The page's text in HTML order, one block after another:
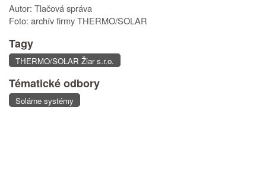
Autor: Tlačová správa
Foto: archív firmy THERMO/SOLAR
Tagy
THERMO/SOLAR Žiar s.r.o.
Tématické odbory
Solárne systémy